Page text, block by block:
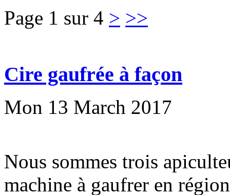
Page 1 sur 4 > >>
Cire gaufrée à façon
Mon 13 March 2017
Nous sommes trois
machine à gaufrer en